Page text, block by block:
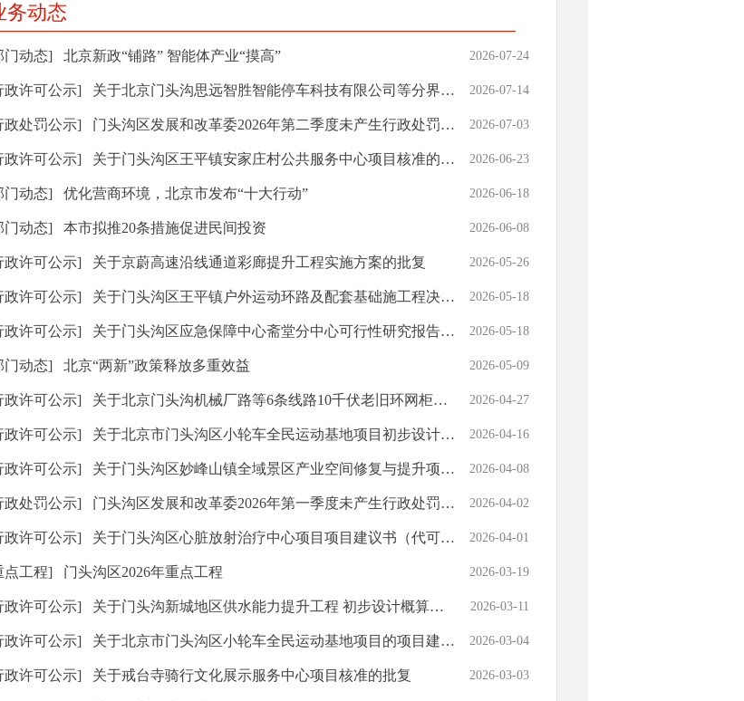
务动态
门动态] 北京新政“铺路” 智能体产业“摸高” 2026-07-24
政许可公示] 关于北京门头沟思远智胜智能停车科技有限公司等分界负荷开关10千伏业扩配套工程核准等两个项目的批复 2026-07-14
政处罚公示] 门头沟区发展和改革委2026年第二季度未产生行政处罚结果 2026-07-03
政许可公示] 关于门头沟区王平镇安家庄村公共服务中心项目核准的批复 2026-06-23
门动态] 优化营商环境，北京市发布“十大行动” 2026-06-18
门动态] 本市拟推20条措施促进民间投资 2026-06-08
政许可公示] 关于京蔚高速沿线通道彩廊提升工程实施方案的批复 2026-05-26
政许可公示] 关于门头沟区王平镇户外运动环路及配套基础施工程决算的批复 2026-05-18
政许可公示] 关于门头沟区应急保障中心斋堂分中心可行性研究报告延期等两个项目的批复 2026-05-18
门动态] 北京“两新”政策释放多重效益 2026-05-09
政许可公示] 关于北京门头沟机械厂路等6条线路10千伏老旧环网柜改造等十一项工程目核准的批复 2026-04-27
政许可公示] 关于北京市门头沟区小轮车全民运动基地项目初步设计概算的批复 2026-04-16
政许可公示] 关于门头沟区妙峰山镇全域景区产业空间修复与提升项目初步设计概算的批复 2026-04-08
政处罚公示] 门头沟区发展和改革委2026年第一季度未产生行政处罚结果 2026-04-02
政许可公示] 关于门头沟区心脏放射治疗中心项目项目建议书（代可行性研究报告）变更的批复 2026-04-01
点工程] 门头沟区2026年重点工程 2026-03-19
政许可公示] 关于门头沟新城地区供水能力提升工程 初步设计概算的批复 2026-03-11
政许可公示] 关于北京市门头沟区小轮车全民运动基地项目的项目建议书（代可行性研究报告）的批复 2026-03-04
政许可公示] 关于戒台寺骑行文化展示服务中心项目核准的批复 2026-03-03